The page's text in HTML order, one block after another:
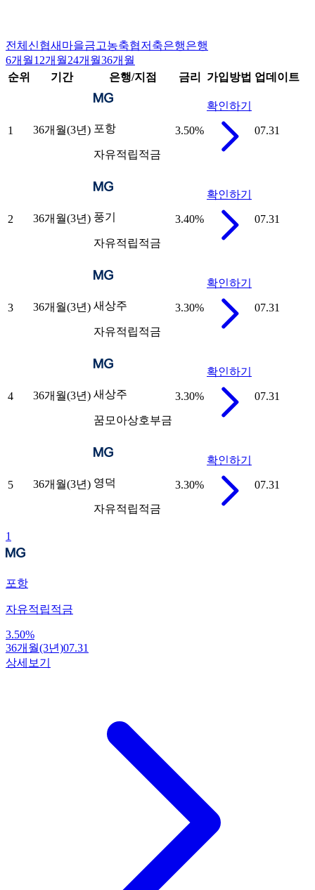
전체 신협새마을금고농축협저축은행은행
6개월12개월24개월36개월
순위
기간 은행/지점 금리 가입방법 업데이트
1 36개월(3년) 포항
자유적립적금
3.50%
확인하기
07.31
2 36개월(3년) 풍기
자유적립적금
3.40%
확인하기
07.31
3 36개월(3년) 새상주
자유적립적금
3.30%
확인하기
07.31
4 36개월(3년) 새상주
꿈모아상호부금
3.30%
확인하기
07.31
5 36개월(3년) 영덕
자유적립적금
3.30%
확인하기
07.31
1
포항
자유적립적금
3.50%
36개월(3년)07.31
상세보기